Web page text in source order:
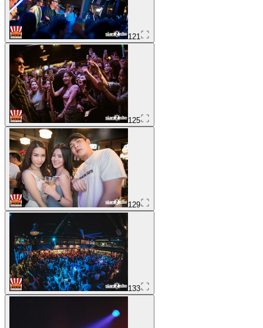
121
125
129
133